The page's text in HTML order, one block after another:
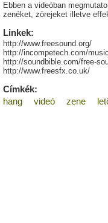
Ebben a videóban
zenéket, zörejeket illetve
Linkek:
http://www.freesound.org/
http://incompetech.com/
http://soundbible.com/free-
http://www.freesfx.co.uk/
Címkék:
hang
videó zene